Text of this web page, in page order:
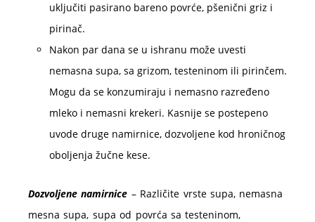
uključiti pasirano bareno povrće, pšenični griz i
pirinač.
Nakon par dana se u ishranu može uvesti
nemasna supa, sa grizom, testeninom ili pirinčem.
Mogu da se konzumiraju i nemasno razređeno
mleko i nemasni krekeri. Kasnije se postepeno
uvode druge namirnice, dozvoljene kod hroničnog
oboljenja žučne kese.
Dozvoljene namirnice – Različite vrste supa, nemasna
mesna supa, supa od povrća sa testeninom,